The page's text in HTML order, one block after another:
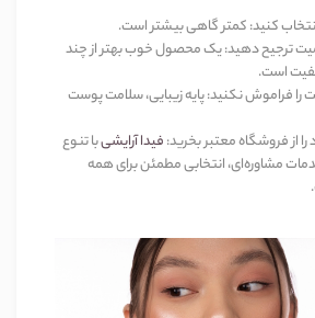
کنید:کمتر گاهی بیشتر است.
ترجیح دهید:یک محصول خوب بهتر از چند
است.
را فراموش نکنید:پایه زیبایی، سلامت پوست
از فروشگاه معتبر بخرید:فیدا آرایشیبا تنوع
مشاوره‌ای، انتخابی مطمئن برای همه
.